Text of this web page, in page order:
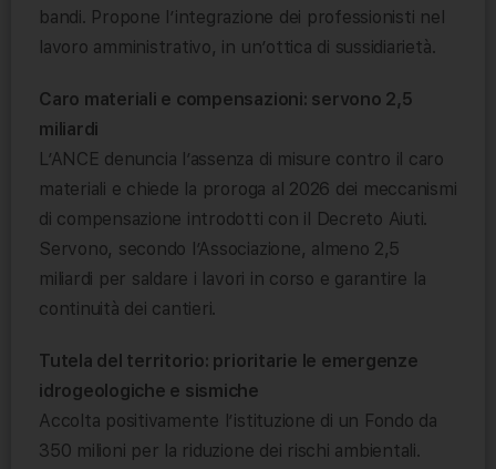
bandi. Propone l’integrazione dei professionisti nel
lavoro amministrativo, in un’ottica di sussidiarietà.
Caro materiali e compensazioni: servono 2,5
miliardi
L’ANCE denuncia l’assenza di misure contro il caro
materiali e chiede la proroga al 2026 dei meccanismi
di compensazione introdotti con il Decreto Aiuti.
Servono, secondo l’Associazione, almeno 2,5
miliardi per saldare i lavori in corso e garantire la
continuità dei cantieri.
Tutela del territorio: prioritarie le emergenze
idrogeologiche e sismiche
Accolta positivamente l’istituzione di un Fondo da
350 milioni per la riduzione dei rischi ambientali.